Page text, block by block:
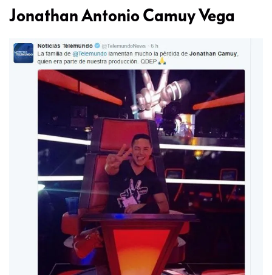
Jonathan Antonio Camuy Vega